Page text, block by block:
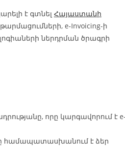
է գտնել Հայաստանի
e-Invoicing-ի
ներդրման ծրագրի
որը կարգավորում է
համապատասխանում է ձեր